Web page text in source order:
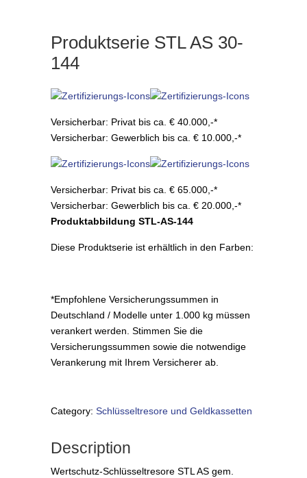
Produktserie STL AS 30-
144
Versicherbar: Privat bis ca. € 40.000,-*
Versicherbar: Gewerblich bis ca. € 10.000,-*
Versicherbar: Privat bis ca. € 65.000,-*
Versicherbar: Gewerblich bis ca. € 20.000,-*
Produktabbildung STL-AS-144
Diese Produktserie ist erhältlich in den Farben:
*Empfohlene Versicherungssummen in
Deutschland / Modelle unter 1.000 kg müssen
verankert werden. Stimmen Sie die
Versicherungssummen sowie die notwendige
Verankerung mit Ihrem Versicherer ab.
Category: Schlüsseltresore und Geldkassetten
Description
Wertschutz-Schlüsseltresore STL AS gem.